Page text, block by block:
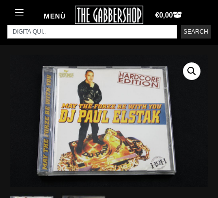
MENÙ €0,00
SEARCH